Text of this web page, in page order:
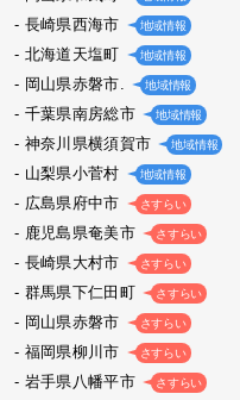
長崎県西海市 地域情報
北海道天塩町 地域情報
岡山県赤磐市. 地域情報
千葉県南房総市 地域情報
神奈川県横須賀市 地域情報
山梨県小菅村 地域情報
広島県府中市 さすらい
鹿児島県奄美市 さすらい
長崎県大村市 さすらい
群馬県下仁田町 さすらい
岡山県赤磐市 さすらい
福岡県柳川市 さすらい
岩手県八幡平市 さすらい